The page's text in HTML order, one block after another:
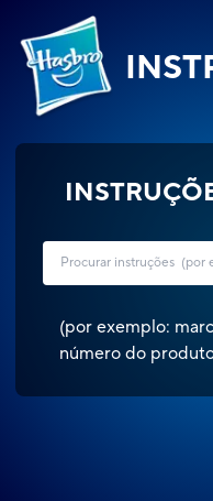
(por exemplo:
número do